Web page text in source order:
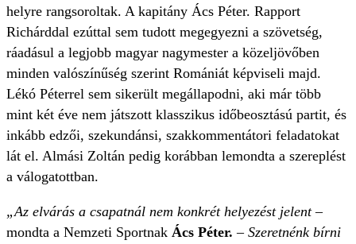
helyre rangsoroltak. A kapitány Ács Péter. Rapport
Richárddal ezúttal sem tudott megegyezni a szövetség,
ráadásul a legjobb magyar nagymester a közeljövőben
minden valószínűség szerint Romániát képviseli majd.
Lékó Péterrel sem sikerült megállapodni, aki már több
mint két éve nem játszott klasszikus időbeosztású partit, és
inkább edzői, szekundánsi, szakkommentátori feladatokat
lát el. Almási Zoltán pedig korábban lemondta a szereplést
a válogatottban.
„Az elvárás a csapatnál nem konkrét helyezést jelent–
mondta a Nemzeti Sportnak Ács Péter.– Szeretnénk bírni